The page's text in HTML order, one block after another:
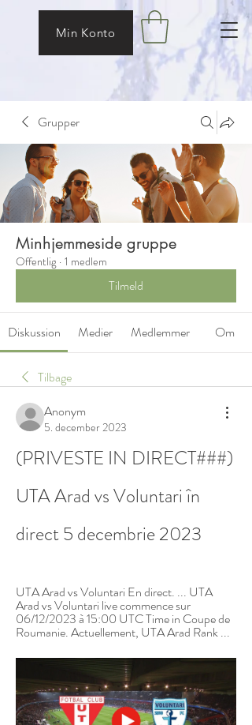
Min Konto
Grupper
Minhjemmeside gruppe
Offentlig · 1 medlem
Tilmeld
Diskussion Medier Medlemmer Om
Tilbage
Anonym
5. december 2023
(PRIVESTE IN DIRECT###)
UTA Arad vs Voluntari în
direct 5 decembrie 2023
UTA Arad vs Voluntari En direct. ... UTA
Arad vs Voluntari live commence sur
06/12/2023 à 15:00 UTC Time in Coupe de
Roumanie. Actuellement, UTA Arad Rank ...